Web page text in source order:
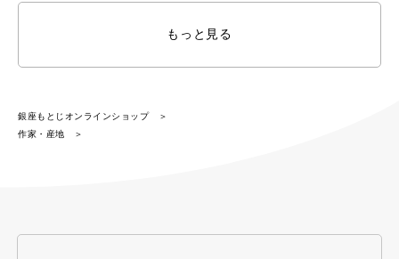
もっと見る
銀座もとじオンラインショップ
作家・産地